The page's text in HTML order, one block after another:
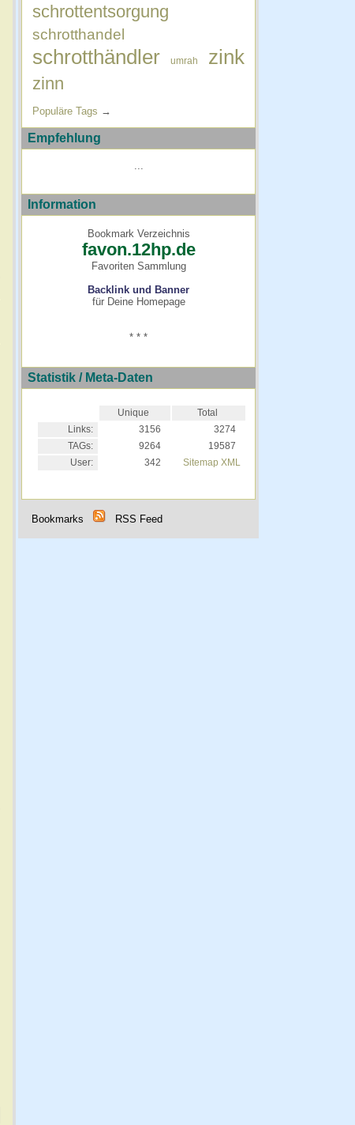
schrottentsorgung
schrotthandel
schrotthändler umrah zink
zinn
Populäre Tags →
Empfehlung
Information
Bookmark Verzeichnis
favon.12hp.de
Favoriten Sammlung
Backlink und Banner
für Deine Homepage
* * *
Statistik / Meta-Daten
Unique
Total
Links:
3156
3274
TAGs:
9264
19587
User:
342 Sitemap XML
Bookmarks RSS Feed